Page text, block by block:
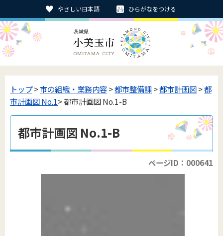
やさしい日本語 ひらがなをつける
トップ>市の組織・業務内容>都市整備課>都市計画図>都
市計画図 No.1> 都市計画図 No.1-B
都市計画図 No.1-B
ページID：000641